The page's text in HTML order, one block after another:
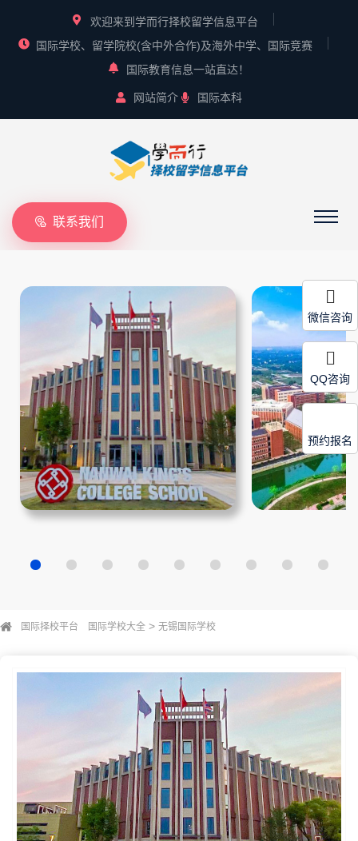
欢迎来到学而行择校留学信息平台
国际学校、留学院校(含中外合作)及海外中学、国际竞赛
国际教育信息一站直达！
网站简介 国际本科
联系我们
国际择校平台 国际学校大全 > 无锡国际学校
微信咨询
QQ咨询
预约报名